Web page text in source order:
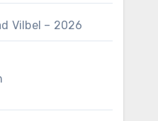
Vilbel – 2026